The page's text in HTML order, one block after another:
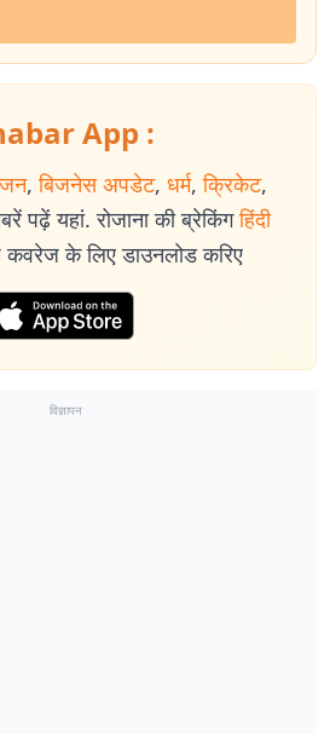
App :
, बिजनेस अपडेट, धर्म, क्रिकेट,
पढ़ें यहां. रोजाना की ब्रेकिंग हिंदी
के लिए डाउनलोड करिए
विज्ञापन